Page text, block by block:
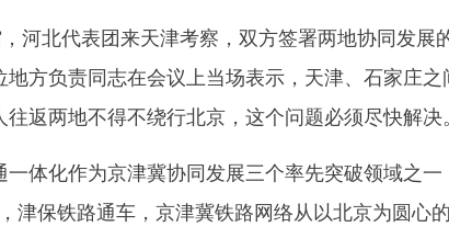
北代表团来天津考察，双方签署两地协同发展
方负责同志在会议上当场表示，天津、石家庄之
返两地不得不绕行北京，这个问题必须尽快解决
体化作为京津冀协同发展三个率先突破领域之一
津保铁路通车，京津冀铁路网络从以北京为圆心